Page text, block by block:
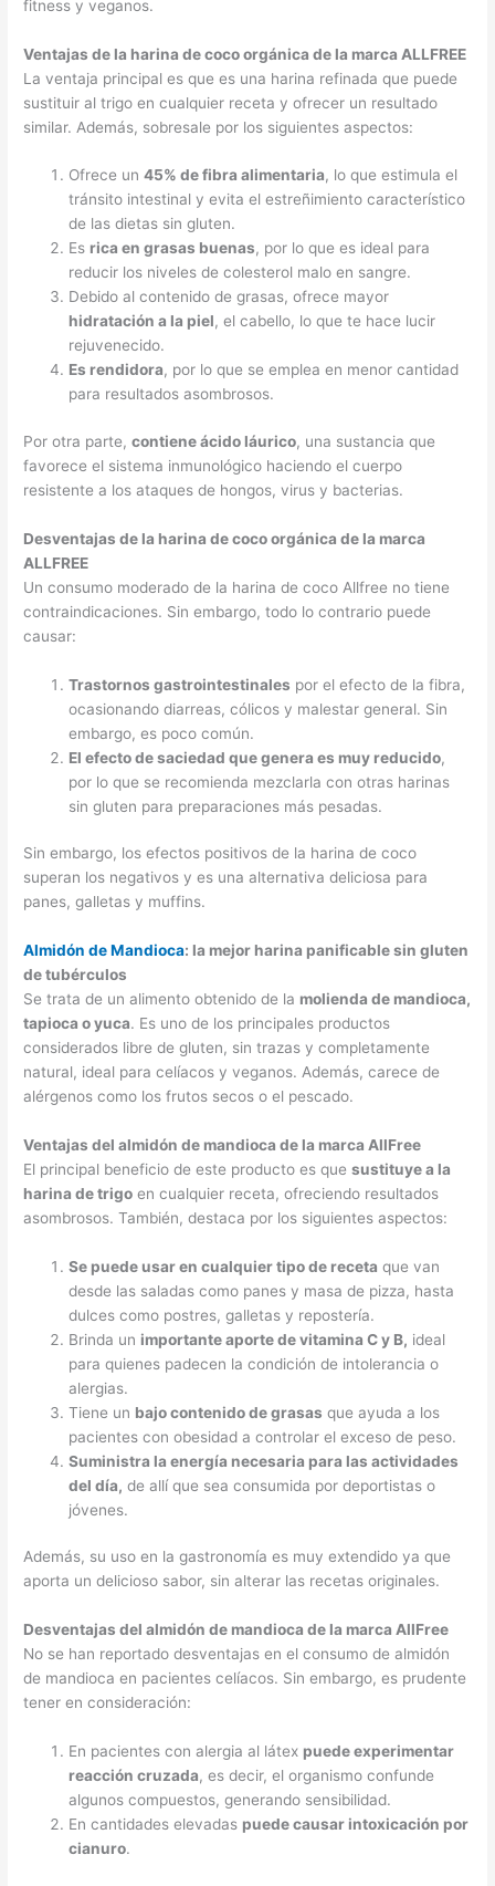
fitness y veganos.
Ventajas de la harina de coco orgánica de la marca ALLFREE
La ventaja principal es que es una harina refinada que puede
sustituir al trigo en cualquier receta y ofrecer un resultado
similar. Además, sobresale por los siguientes aspectos:
Ofrece un45% de fibra alimentaria, lo que estimula el
tránsito intestinal y evita el estreñimiento característico
de las dietas sin gluten.
Es rica en grasas buenas, por lo que es ideal para
reducir los niveles de colesterol malo en sangre.
Debido al contenido de grasas, ofrece mayor
hidratación a la piel, el cabello, lo que te hace lucir
rejuvenecido.
Es rendidora, por lo que se emplea en menor cantidad
para resultados asombrosos.
Por otra parte,contiene ácido láurico, una sustancia que
favorece el sistema inmunológico haciendo el cuerpo
resistente a los ataques de hongos, virus y bacterias.
Desventajas de la harina de coco orgánica de la marca
ALLFREE
Un consumo moderado de la harina de coco Allfree no tiene
contraindicaciones. Sin embargo, todo lo contrario puede
causar:
Trastornos gastrointestinales por el efecto de la fibra,
ocasionando diarreas, cólicos y malestar general. Sin
embargo, es poco común.
El efecto de saciedad que genera es muy reducido,
por lo que se recomienda mezclarla con otras harinas
sin gluten para preparaciones más pesadas.
Sin embargo, los efectos positivos de la harina de coco
superan los negativos y es una alternativa deliciosa para
panes, galletas y muffins.
Almidón de Mandioca: la mejor harina panificable sin gluten
de tubérculos
Se trata de un alimento obtenido de la molienda de mandioca,
tapioca o yuca. Es uno de los principales productos
considerados libre de gluten, sin trazas y completamente
natural, ideal para celíacos y veganos. Además, carece de
alérgenos como los frutos secos o el pescado.
Ventajas del almidón de mandioca de la marca AllFree
El principal beneficio de este producto es quesustituye a la
harina de trigo en cualquier receta, ofreciendo resultados
asombrosos. También, destaca por los siguientes aspectos:
Se puede usar en cualquier tipo de receta que van
desde las saladas como panes y masa de pizza, hasta
dulces como postres, galletas y repostería.
Brinda un importante aporte de vitamina C y B, ideal
para quienes padecen la condición de intolerancia o
alergias.
Tiene un bajo contenido de grasas que ayuda a los
pacientes con obesidad a controlar el exceso de peso.
Suministra la energía necesaria para las actividades
del día, de allí que sea consumida por deportistas o
jóvenes.
Además, su uso en la gastronomía es muy extendido ya que
aporta un delicioso sabor, sin alterar las recetas originales.
Desventajas del almidón de mandioca de la marca AllFree
No se han reportado desventajas en el consumo de almidón
de mandioca en pacientes celíacos. Sin embargo, es prudente
tener en consideración:
En pacientes con alergia al látex puede experimentar
reacción cruzada, es decir, el organismo confunde
algunos compuestos, generando sensibilidad.
En cantidades elevadas puede causar intoxicación por
cianuro.